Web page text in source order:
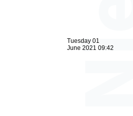
Tuesday 01
June 2021 09:42